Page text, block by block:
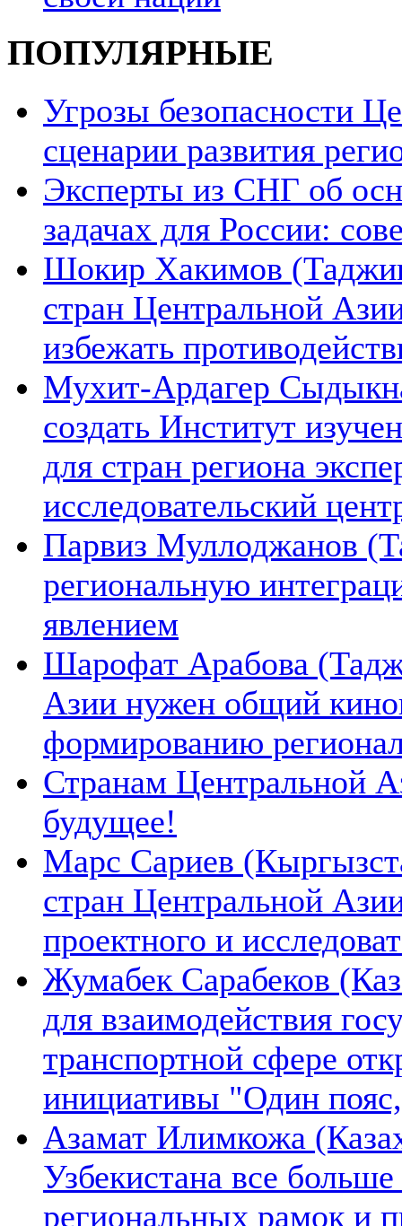
ПОПУЛЯРНЫЕ
Угрозы безопасности
сценарии развития
Эксперты из СНГ об
задачах для России:
Шокир Хакимов
стран Центральной
избежать
Мухит-Ардагер
создать Институт
для стран региона
исследовательский
Парвиз Муллоджанов
региональную
явлением
Шарофат Арабова
Азии нужен общий
формированию
Странам Центральной
будущее!
Марс Сариев
стран Центральной
проектного и
Жумабек Сарабеков
для взаимодействия
транспортной сфере
инициативы "Один
Азамат Илимкожа
Узбекистана все
региональных рамок и